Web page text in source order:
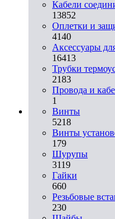
Кабели
13852
Оплетки и
4140
Аксессуары
16413
Трубки
2183
Провода и
1
Винты
5218
Винты
179
Шурупы
3119
Гайки
660
Резьбовые
230